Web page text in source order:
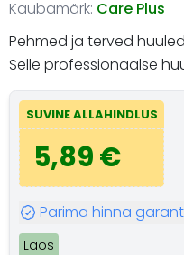
Kaubamärk: Care Plus
Pehmed ja terved
Selle professionaalse
SUVINE ALLAHINDLUS
5,89 €
Parima hinna
Laos